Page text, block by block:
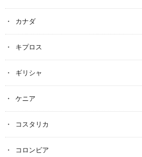
カナダ
キプロス
ギリシャ
ケニア
コスタリカ
コロンビア